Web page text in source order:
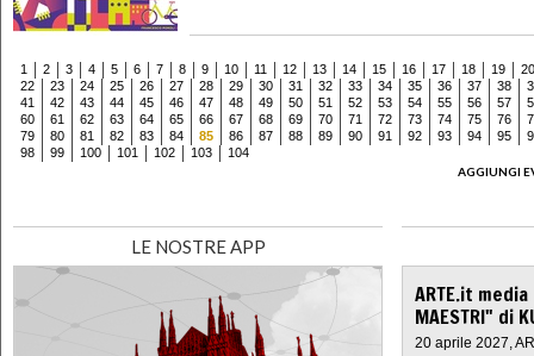
1 2 3 4 5 6 7 8 9 10 11 12 13 14 15 16 17 18 19
20
22
23 24 25 26 27 28 29 30 31 32 33 34 35 36 37 38
41
42 43 44 45 46 47 48 49 50 51 52 53 54 55 56 57
60
61 62 63 64 65 66 67 68 69 70 71 72 73 74 75 76
79
80 81 82 83 84 85 86 87 88 89 90 91 92 93 94 95
98
99 100 101 102 103
104
AGGIUNGI
LE NOSTRE APP
ARTE.it
MAESTRI" di
20 aprile 2027,